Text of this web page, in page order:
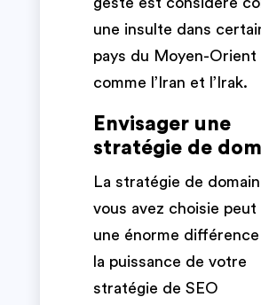
une insulte dans
pays du Moyen-Orient
comme l’Iran et l’Irak.
Envisager une
stratégie de
La stratégie de
vous avez choisie peut
une énorme différence
la puissance de votre
stratégie de SEO